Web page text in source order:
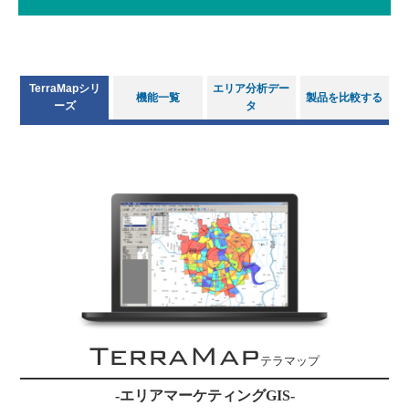
TerraMapシリ
ーズ
機能一覧
エリア分析デー
タ
製品を比較する
TerraMap テラマップ
-エリアマーケティングGIS-